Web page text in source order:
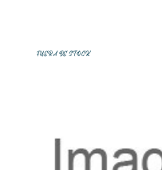
FUERA DE STOCK